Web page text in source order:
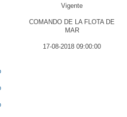
Vigente
COMANDO DE LA FLOTA DE
MAR
17-08-2018 09:00:00